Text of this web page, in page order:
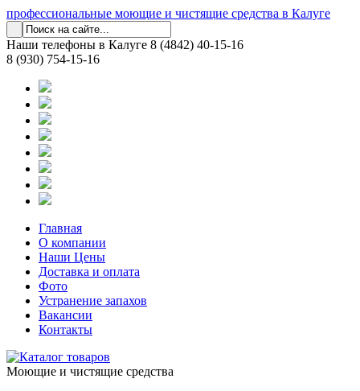
профессиональные моющие и чистящие средства в Калуге
Наши телефоны в Калуге 8 (4842) 40-15-16
8 (930) 754-15-16
Главная
О компании
Наши Цены
Доставка и оплата
Фото
Устранение запахов
Вакансии
Контакты
Моющие и чистящие средства